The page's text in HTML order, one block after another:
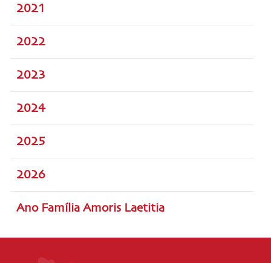
2021
2022
2023
2024
2025
2026
Ano Família Amoris Laetitia